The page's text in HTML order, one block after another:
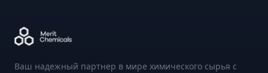
Ваш надежный партнер в мире химического сырья с